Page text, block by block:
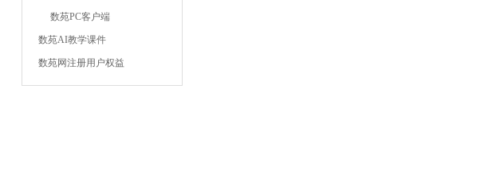
数苑PC客户端
数苑AI教学课件
数苑网注册用户权益